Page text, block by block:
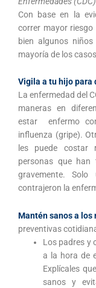
Con base en la
correr mayor riesgo
bien algunos
mayoría de los
Vigila a tu hijo para
La enfermedad del
maneras en
estar enfermo
influenza (gripe).
les puede costar
personas que han
gravemente.
contrajeron la
Mantén sanos a los
preventivas
Los padres y
a la hora de
Explícales
sanos y